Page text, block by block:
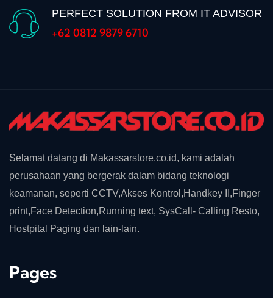
PERFECT SOLUTION FROM IT ADVISOR
+62 0812 9879 6710
Selamat datang di Makassarstore.co.id, kami adalah
perusahaan yang bergerak dalam bidang teknologi
keamanan, seperti CCTV,Akses Kontrol,Handkey II,Finger
print,Face Detection,Running text, SysCall- Calling Resto,
Hostpital Paging dan lain-lain.
Pages